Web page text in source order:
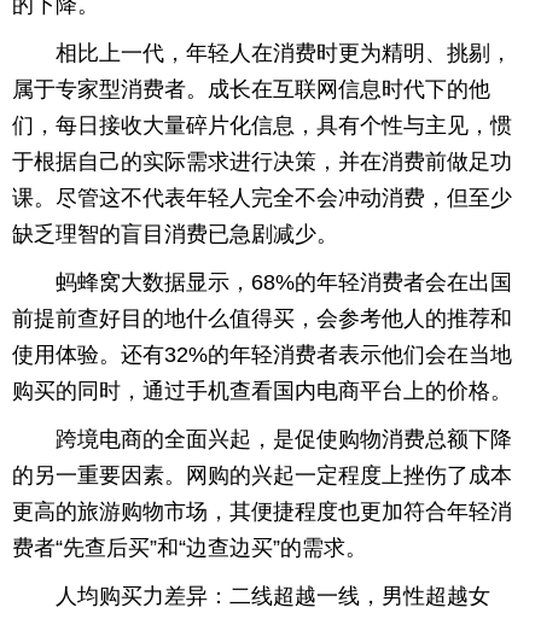
的下降。
相比上一代，年轻人在消费时更为精明、挑剔，
属于专家型消费者。成长在互联网信息时代下的他
们，每日接收大量碎片化信息，具有个性与主见，惯
于根据自己的实际需求进行决策，并在消费前做足功
课。尽管这不代表年轻人完全不会冲动消费，但至少
缺乏理智的盲目消费已急剧减少。
蚂蜂窝大数据显示，68%的年轻消费者会在出国
前提前查好目的地什么值得买，会参考他人的推荐和
使用体验。还有32%的年轻消费者表示他们会在当地
购买的同时，通过手机查看国内电商平台上的价格。
跨境电商的全面兴起，是促使购物消费总额下降
的另一重要因素。网购的兴起一定程度上挫伤了成本
更高的旅游购物市场，其便捷程度也更加符合年轻消
费者“先查后买”和“边查边买”的需求。
人均购买力差异：二线超越一线，男性超越女